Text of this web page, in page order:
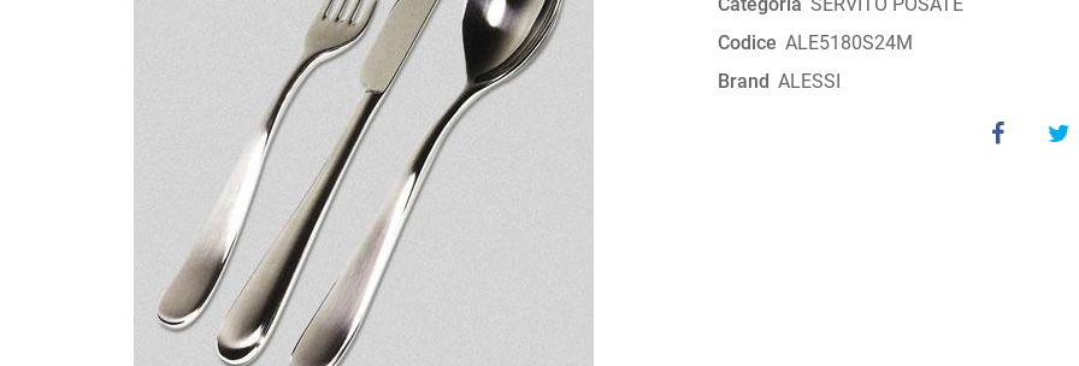
Codice ALE5180S24M
Brand ALESSI